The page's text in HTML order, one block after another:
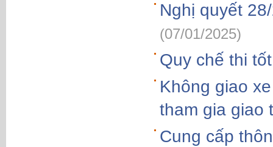
Nghị quyết
(07/01/2025)
Quy chế thi
Không giao
tham gia giao
Cung cấp